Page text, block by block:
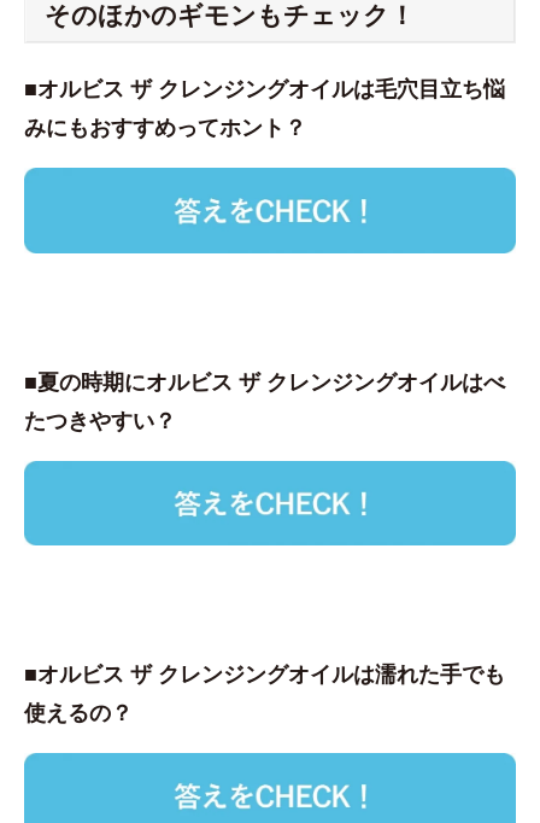
そのほかのギモンもチェック！
■オルビス ザ クレンジングオイルは毛穴目立ち悩
みにもおすすめってホント？
■夏の時期にオルビス ザ クレンジングオイルはべ
たつきやすい？
■オルビス ザ クレンジングオイルは濡れた手でも
使えるの？